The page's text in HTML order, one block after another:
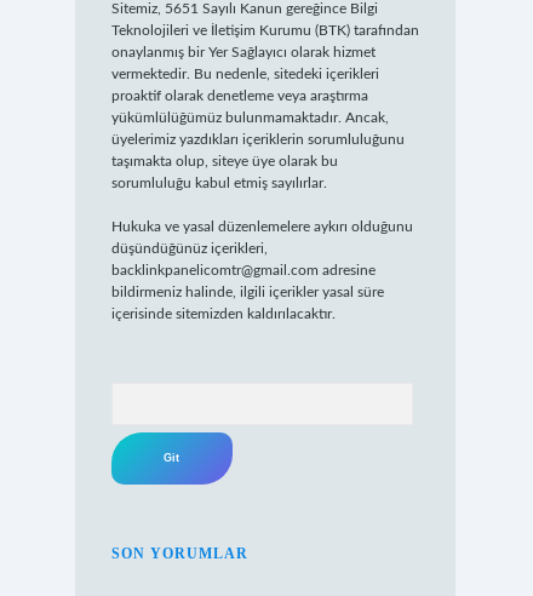
Sitemiz, 5651 Sayılı Kanun gereğince Bilgi
Teknolojileri ve İletişim Kurumu (BTK) tarafından
onaylanmış bir Yer Sağlayıcı olarak hizmet
vermektedir. Bu nedenle, sitedeki içerikleri
proaktif olarak denetleme veya araştırma
yükümlülüğümüz bulunmamaktadır. Ancak,
üyelerimiz yazdıkları içeriklerin sorumluluğunu
taşımakta olup, siteye üye olarak bu
sorumluluğu kabul etmiş sayılırlar.
Hukuka ve yasal düzenlemelere aykırı olduğunu
düşündüğünüz içerikleri,
backlinkpanelicomtr@gmail.com adresine
bildirmeniz halinde, ilgili içerikler yasal süre
içerisinde sitemizden kaldırılacaktır.
SON YORUMLAR